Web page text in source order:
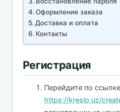
Оформление заказа
Доставка и оплата
Контакты
Регистрация
Перейдите по ссылке
https://kreslo.uz/